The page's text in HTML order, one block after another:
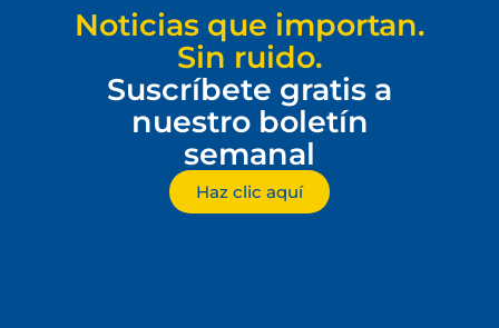
Noticias que importan.
Sin ruido.
Suscríbete gratis a
nuestro boletín
semanal
Haz clic aquí